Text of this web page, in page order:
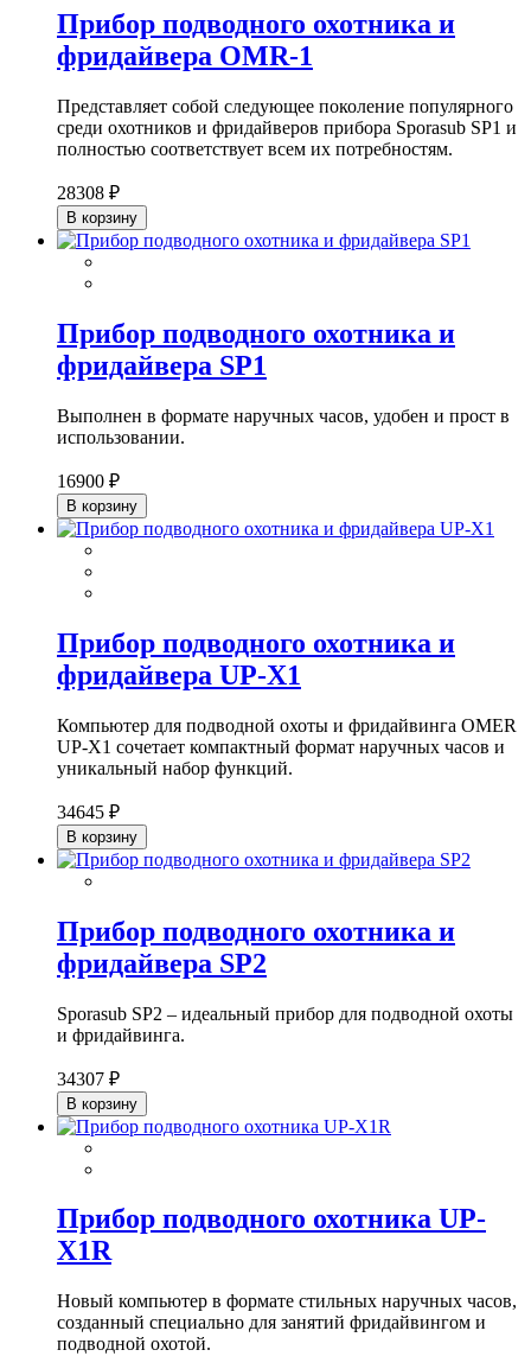
Прибор подводного охотника и
фридайвера OMR-1
Представляет собой следующее поколение популярного
среди охотников и фридайверов прибора Sporasub SP1 и
полностью соответствует всем их потребностям.
28308 ₽
В корзину
Прибор подводного охотника и
фридайвера SP1
Выполнен в формате наручных часов, удобен и прост в
использовании.
16900 ₽
В корзину
Прибор подводного охотника и
фридайвера UP-X1
Компьютер для подводной охоты и фридайвинга OMER
UP-X1 сочетает компактный формат наручных часов и
уникальный набор функций.
34645 ₽
В корзину
Прибор подводного охотника и
фридайвера SP2
Sporasub SP2 – идеальный прибор для подводной охоты
и фридайвинга.
34307 ₽
В корзину
Прибор подводного охотника UP-
X1R
Новый компьютер в формате стильных наручных часов,
созданный специально для занятий фридайвингом и
подводной охотой.